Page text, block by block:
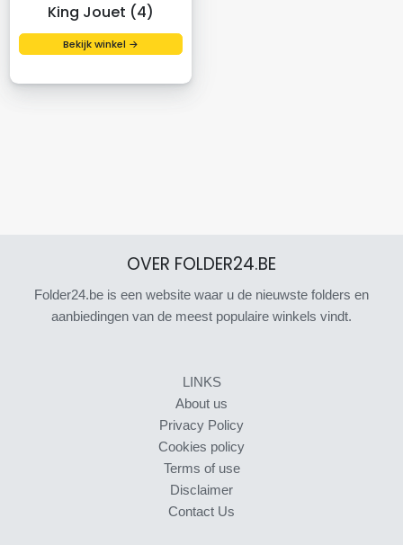
King Jouet (4)
Bekijk winkel →
OVER FOLDER24.BE
Folder24.be is een website waar u de nieuwste folders en
aanbiedingen van de meest populaire winkels vindt.
LINKS
About us
Privacy Policy
Cookies policy
Terms of use
Disclaimer
Contact Us